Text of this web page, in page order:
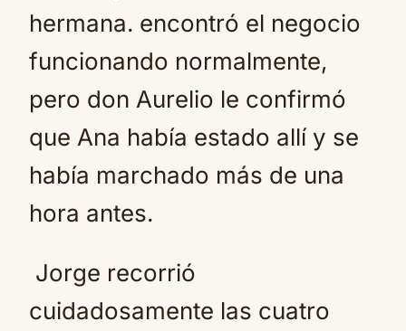
hermana. encontró el negocio
funcionando normalmente,
pero don Aurelio le confirmó
que Ana había estado allí y se
había marchado más de una
hora antes.
Jorge recorrió
cuidadosamente las cuatro